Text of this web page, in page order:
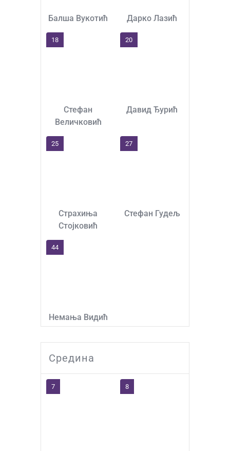
Балша Вукотић Дарко Лазић
18
Стефан
Величковић
20
Давид Ђурић
25
Страхиња
Стојковић
27
Стефан Гудељ
44
Немања Видић
Средина
7 8